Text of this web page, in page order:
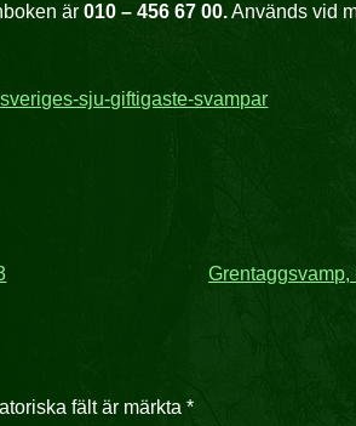
är010 – 456 67 00.Används vid
sju-giftigaste-svampar
fält är märkta*